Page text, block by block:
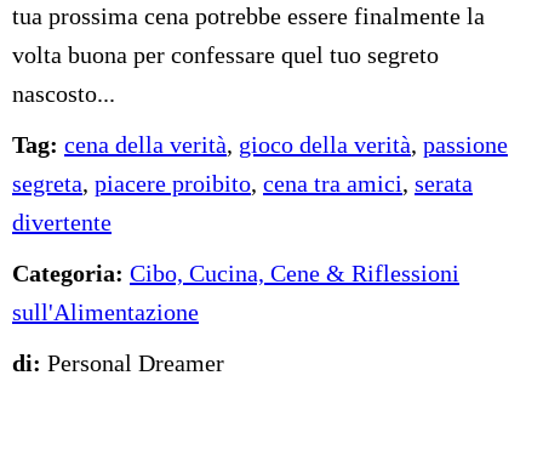
tua prossima cena potrebbe essere finalmente la
volta buona per confessare quel tuo segreto
nascosto...
Tag: cena della verità, gioco della verità, passione
segreta, piacere proibito, cena tra amici, serata
divertente
Categoria: Cibo, Cucina, Cene & Riflessioni
sull'Alimentazione
di: Personal Dreamer